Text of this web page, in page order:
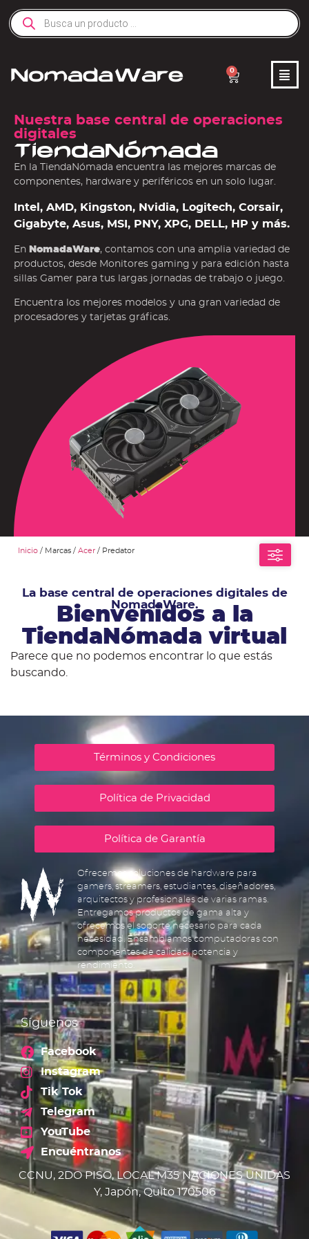
0
Nuestra base central de operaciones
digitales
TiendaNómada
En la TiendaNómada encuentra las mejores marcas de
componentes, hardware y periféricos en un solo lugar.
Intel, AMD, Kingston, Nvidia, Logitech, Corsair,
Gigabyte, Asus, MSI, PNY, XPG, DELL, HP y más.
En NomadaWare, contamos con una amplia variedad de
productos, desde Monitores gaming y para edición hasta
sillas Gamer para tus largas jornadas de trabajo o juego.
Encuentra los mejores modelos y una gran variedad de
procesadores y tarjetas gráficas.
Inicio / Marcas /Acer / Predator
La base central de operaciones digitales de
NomadaWare.
Bienvenidos a la
TiendaNómada virtual
Parece que no podemos encontrar lo que estás
buscando.
Términos y Condiciones
Política de Privacidad
Política de Garantía
Ofrecemos soluciones de hardware para
gamers, streamers, estudiantes, diseñadores,
arquitectos y profesionales de varias ramas.
Entregamos productos de gama alta y
ofrecemos el soporte necesario para cada
necesidad. Ensamblamos computadoras con
componentes de calidad, potencia y
rendimiento.
Síguenos
Facebook
Instagram
Tik Tok
Telegram
YouTube
Encuéntranos
CCNU, 2DO PISO, LOCAL M35 NACIONES UNIDAS
Y, Japón, Quito 170506